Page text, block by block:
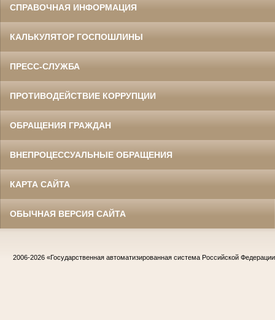
СПРАВОЧНАЯ ИНФОРМАЦИЯ
КАЛЬКУЛЯТОР ГОСПОШЛИНЫ
ПРЕСС-СЛУЖБА
ПРОТИВОДЕЙСТВИЕ КОРРУПЦИИ
ОБРАЩЕНИЯ ГРАЖДАН
ВНЕПРОЦЕССУАЛЬНЫЕ ОБРАЩЕНИЯ
КАРТА САЙТА
ОБЫЧНАЯ ВЕРСИЯ САЙТА
2006-2026 «Государственная автоматизированная система Российской